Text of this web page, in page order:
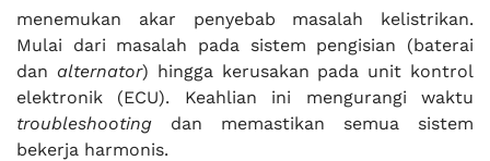
menemukan akar penyebab masalah kelistrikan.
Mulai dari masalah pada sistem pengisian (baterai
dan alternator) hingga kerusakan pada unit kontrol
elektronik (ECU). Keahlian ini mengurangi waktu
troubleshooting dan memastikan semua sistem
bekerja harmonis.